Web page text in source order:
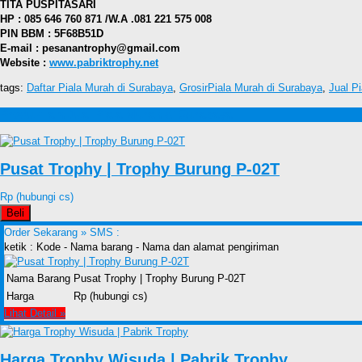
TITA PUSPITASARI
HP : 085 646 760 871 /W.A .081 221 575 008
PIN BBM : 5F68B51D
E-mail : pesanantrophy@gmail.com
Website : www.pabriktrophy.net
tags: Daftar Piala Murah di Surabaya GrosirPiala Murah di Surabaya Jual
Pusat Trophy | Trophy Burung P-02T
Rp (hubungi cs)
Beli
Order Sekarang » SMS :
ketik : Kode - Nama barang - Nama dan alamat pengiriman
Nama Barang Pusat Trophy | Trophy Burung P-02T
Harga
Rp (hubungi cs)
Lihat Detail »